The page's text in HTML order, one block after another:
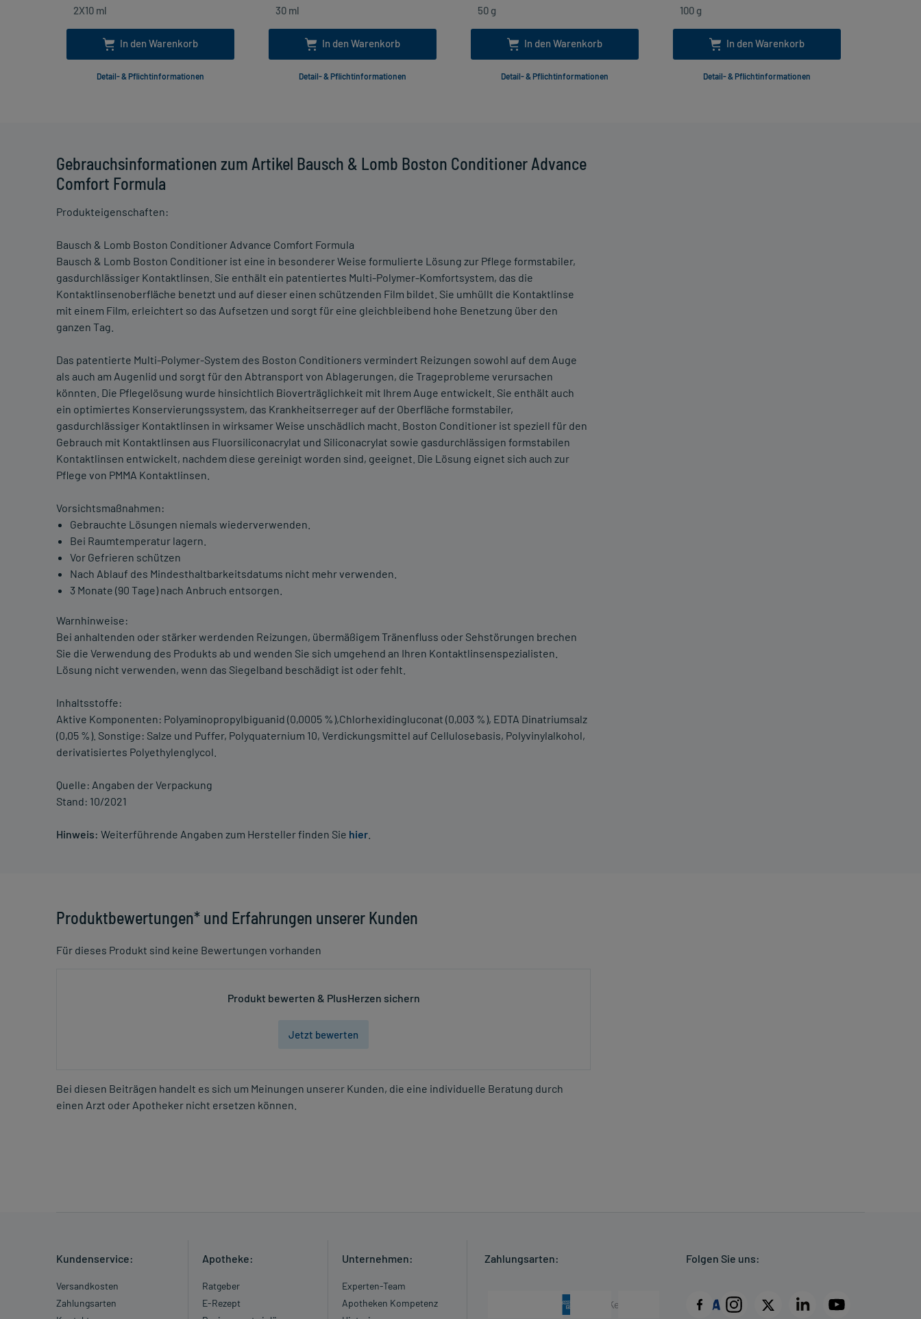
Gebrauchsinformationen zum Artikel Bausch & Lomb Boston Conditioner Advance
Comfort Formula
Produkteigenschaften:
Bausch & Lomb Boston Conditioner Advance Comfort Formula
Bausch & Lomb Boston Conditioner ist eine in besonderer Weise formulierte Lösung zur Pflege formstabiler,
gasdurchlässiger Kontaktlinsen. Sie enthält ein patentiertes Multi-Polymer-Komfortsystem, das die
Kontaktlinsenoberfläche benetzt und auf dieser einen schützenden Film bildet. Sie umhüllt die Kontaktlinse
mit einem Film, erleichtert so das Aufsetzen und sorgt für eine gleichbleibend hohe Benetzung über den
ganzen Tag.
Das patentierte Multi-Polymer-System des Boston Conditioners vermindert Reizungen sowohl auf dem Auge
als auch am Augenlid und sorgt für den Abtransport von Ablagerungen, die Trageprobleme verursachen
könnten. Die Pflegelösung wurde hinsichtlich Bioverträglichkeit mit Ihrem Auge entwickelt. Sie enthält auch
ein optimiertes Konservierungssystem, das Krankheitserreger auf der Oberfläche formstabiler,
gasdurchlässiger Kontaktlinsen in wirksamer Weise unschädlich macht. Boston Conditioner ist speziell für den
Gebrauch mit Kontaktlinsen aus Fluorsiliconacrylat und Siliconacrylat sowie gasdurchlässigen formstabilen
Kontaktlinsen entwickelt, nachdem diese gereinigt worden sind, geeignet. Die Lösung eignet sich auch zur
Pflege von PMMA Kontaktlinsen.
Vorsichtsmaßnahmen:
Gebrauchte Lösungen niemals wiederverwenden.
Bei Raumtemperatur lagern.
Vor Gefrieren schützen
Nach Ablauf des Mindesthaltbarkeitsdatums nicht mehr verwenden.
3 Monate (90 Tage) nach Anbruch entsorgen.
Warnhinweise:
Bei anhaltenden oder stärker werdenden Reizungen, übermäßigem Tränenfluss oder Sehstörungen brechen
Sie die Verwendung des Produkts ab und wenden Sie sich umgehend an Ihren Kontaktlinsenspezialisten.
Lösung nicht verwenden, wenn das Siegelband beschädigt ist oder fehlt.
Inhaltsstoffe:
Aktive Komponenten: Polyaminopropylbiguanid (0,0005 %),Chlorhexidingluconat (0,003 %), EDTA Dinatriumsalz
(0,05 %). Sonstige: Salze und Puffer, Polyquaternium 10, Verdickungsmittel auf Cellulosebasis, Polyvinylalkohol,
derivatisiertes Polyethylenglycol.
Quelle: Angaben der Verpackung
Stand: 10/2021
Hinweis: Weiterführende Angaben zum Hersteller finden Sie hier
Produktbewertungen* und Erfahrungen unserer Kunden
Für dieses Produkt sind keine Bewertungen vorhanden
Produkt bewerten & PlusHerzen sichern
Jetzt bewerten
Bei diesen Beiträgen handelt es sich um Meinungen unserer Kunden, die eine individuelle Beratung durch
einen Arzt oder Apotheker nicht ersetzen können.
In den Warenkorb
Detail- & Pflichtinformationen
In den Warenkorb
Detail- & Pflichtinformationen
In den Warenkorb
Detail- & Pflichtinformationen
In den Warenkorb
Detail- & Pflichtinformationen
Kundenservice:
Versandkosten
Zahlungsarten
Apotheke:
Ratgeber
E-Rezept
Unternehmen:
Experten-Team
Apotheken Kompetenz
Zahlungsarten: Folgen Sie uns: